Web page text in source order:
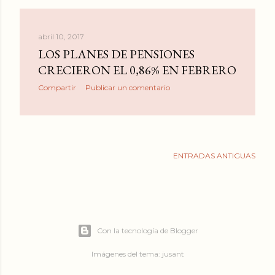
abril 10, 2017
LOS PLANES DE PENSIONES
CRECIERON EL 0,86% EN FEBRERO
Compartir Publicar un comentario
ENTRADAS ANTIGUAS
Con la tecnología de Blogger
Imágenes del tema: jusant